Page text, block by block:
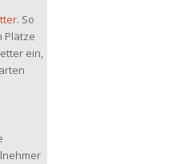
. So
Plätze
ein,